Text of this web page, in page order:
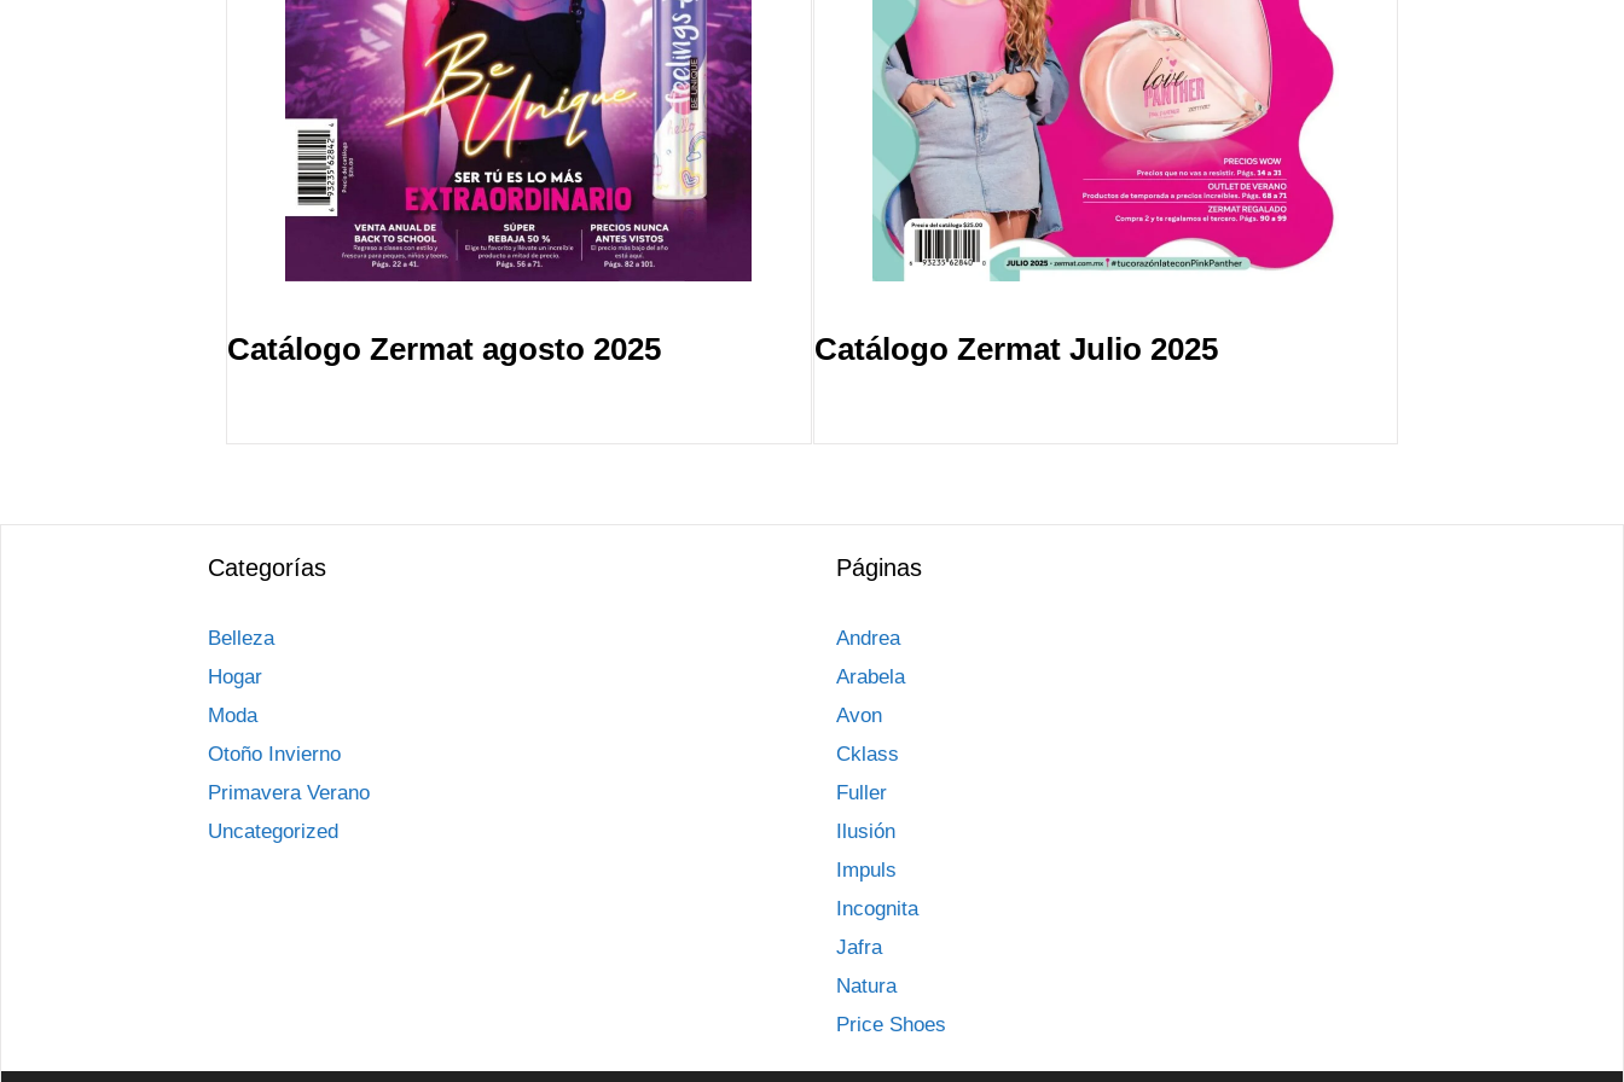
Catálogo Zermat agosto 2025 Catálogo Zermat Julio 2025
Categorías
Belleza
Hogar
Moda
Otoño Invierno
Primavera Verano
Uncategorized
Páginas
Andrea
Arabela
Avon
Cklass
Fuller
Ilusión
Impuls
Incognita
Jafra
Natura
Price Shoes